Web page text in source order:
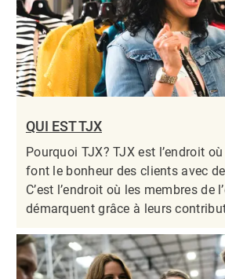
QUI EST TJX
Pourquoi TJX? TJX est l’endroit
font le bonheur des clients avec
C’est l’endroit où les membres de
démarquent grâce à leurs